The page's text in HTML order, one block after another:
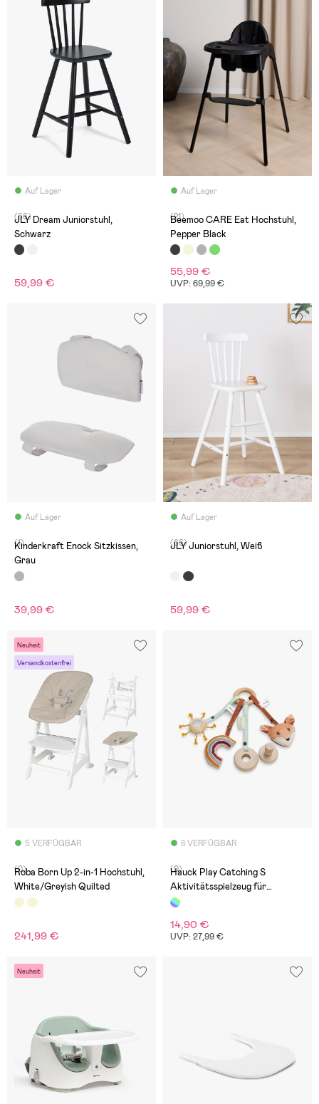
Auf Lager
(66)
JLY Dream Juniorstuhl,
Schwarz
59,99 €
Auf Lager
(21)
Beemoo CARE Eat Hochstuhl,
Pepper Black
55,99 €
UVP: 69,99 €
Auf Lager
(1)
Kinderkraft Enock Sitzkissen,
Grau
39,99 €
Auf Lager
(66)
JLY Juniorstuhl, Weiß
59,99 €
Neuheit
Versandkostenfrei
5 VERFÜGBAR
(0)
Roba Born Up 2-in-1 Hochstuhl,
White/Greyish Quilted
241,99 €
8 VERFÜGBAR
(0)
Hauck Play Catching S
Aktivitätsspielzeug für
Spieltablett
14,90 €
UVP: 27,99 €
Neuheit